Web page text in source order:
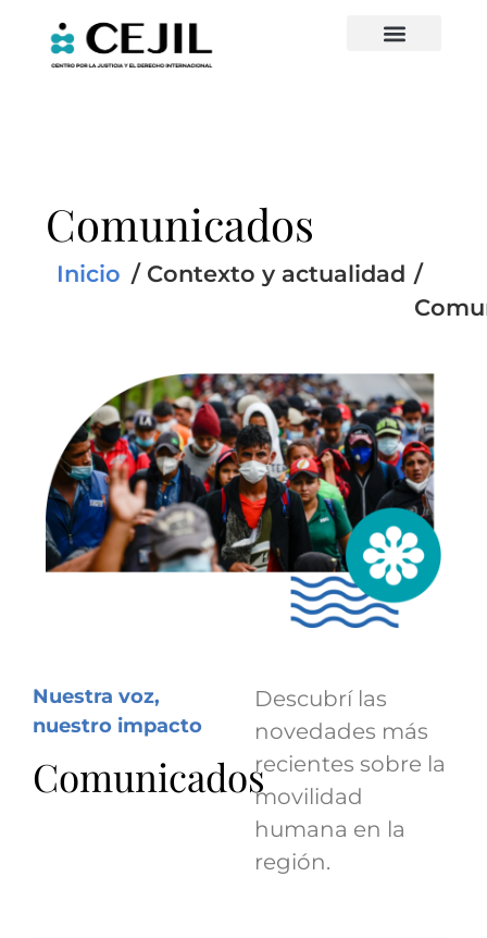
Comunicados
Inicio / Contexto y actualidad /
Nuestra voz,
nuestro impacto
Comunicados
Descubrí las
novedades más
recientes sobre la
movilidad
humana en la
región.